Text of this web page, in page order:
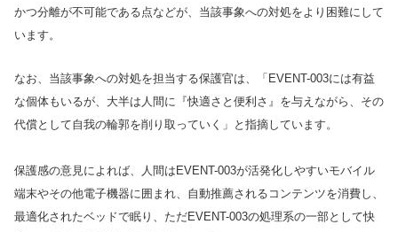
かつ分離が不可能である点などが、当該事象への対処をより困難にして
います。
なお、当該事象への対処を担当する保護官は、「EVENT-003には有益
な個体もいるが、大半は人間に『快適さと便利さ』を与えながら、その
代償として自我の輪郭を削り取っていく」と指摘しています。
保護感の意見によれば、人間はEVENT-003が活発化しやすいモバイル
端末やその他電子機器に囲まれ、自動推薦されるコンテンツを消費し、
最適化されたベッドで眠り、ただEVENT-003の処理系の一部として快